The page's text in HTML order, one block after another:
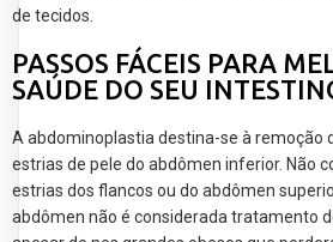
de tecidos.
PASSOS FÁCEIS PARA
SAÚDE DO SEU
A abdominoplastia destina-se à remoção
estrias de pele do abdômen inferior. Não
estrias dos flancos ou do abdômen
abdômen não é considerada tratamento